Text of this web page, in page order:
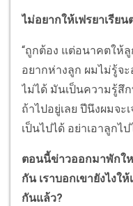
ไม่อยากให้เฟรยาเรียน
“ถูกต้อง แต่อนาคตให้
อยากห่างลูก ผมไม่รู้จ
ไม่ได้ มันเป็นความรู้สึก
ถ้าไปอยู่เลย ปีนึงผมจะ
เป็นไปได้ อย่าเอาลูกไ
ตอนนี้ข่าวออกมาพักใ
กัน เราบอกเขายังไงใ
กันแล้ว?